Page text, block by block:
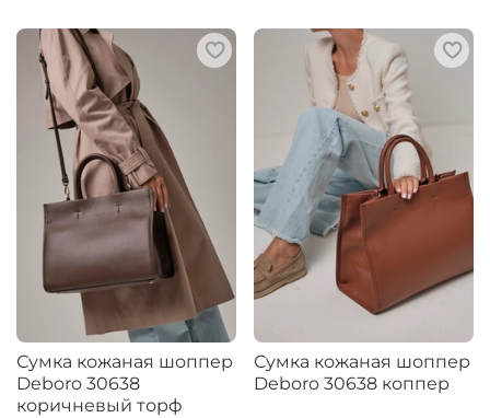
Сумка кожаная шоппер
Deboro 30638
коричневый торф
Сумка кожаная шоппер
Deboro 30638 коппер